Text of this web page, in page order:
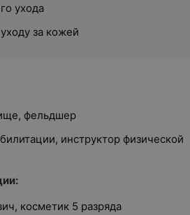
ухода
за кожей
фельдшер
инструктор физической
косметик 5 разряда